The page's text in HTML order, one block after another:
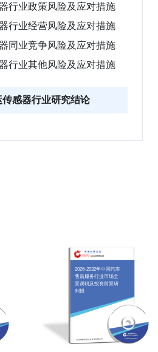
行业政策风险及应对措施
行业经营风险及应对措施
同业竞争风险及应对措施
行业其他风险及应对措施
感器行业研究结论
2026-2032年中国汽车
售后服务行业市场全
景调研及投资前景研
判报